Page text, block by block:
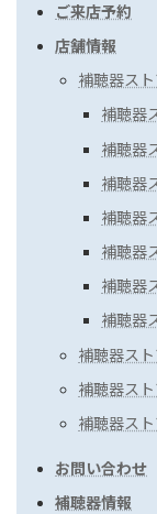
ご来店予約
店舗情報
補聴器ス
補聴器
補聴器
補聴器
補聴器
補聴器
補聴器
補聴器
補聴器ス
補聴器ス
補聴器ス
お問い合わせ
補聴器情報